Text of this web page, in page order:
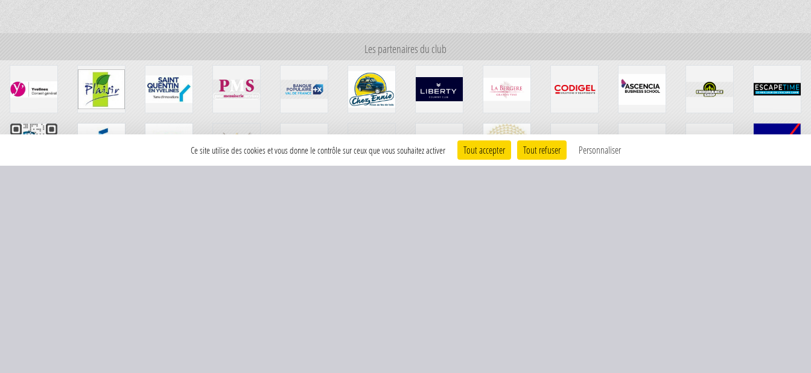
Les partenaires du club
Ce site utilise des cookies et vous donne le contrôle sur ceux que vous souhaitez activer Tout accepter Tout refuser Personnaliser